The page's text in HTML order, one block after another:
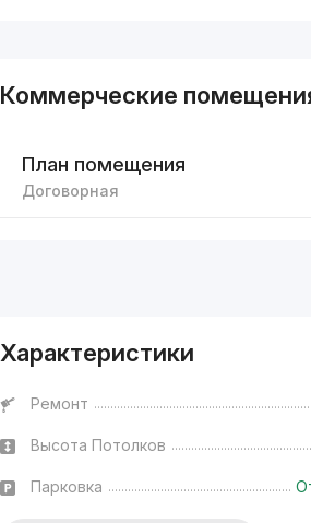
Коммерческие
План помещения
Договорная
Характеристики
Ремонт
Высота Потолков
Парковка